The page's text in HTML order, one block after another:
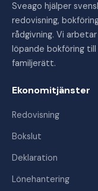
Sveago hjälper
redovisning,
rådgivning. Vi
löpande bokföring
familjerätt.
Ekonomitjänster
Redovisning
Bokslut
Deklaration
Lönehantering